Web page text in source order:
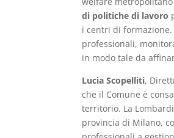
di politiche di lavoro
i centri di
professionali,
in modo tale da
Lucia Scopelliti,
che il Comune è
territorio. La
provincia di Milano,